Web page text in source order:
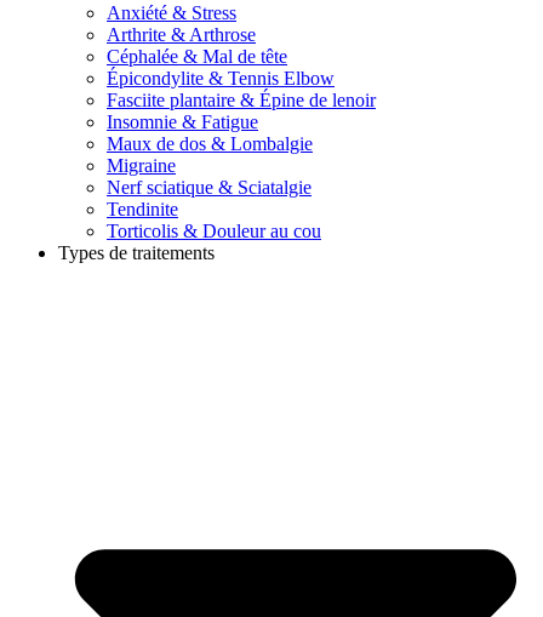
Anxiété & Stress
Arthrite & Arthrose
Céphalée & Mal de tête
Épicondylite & Tennis Elbow
Fasciite plantaire & Épine de lenoir
Insomnie & Fatigue
Maux de dos & Lombalgie
Migraine
Nerf sciatique & Sciatalgie
Tendinite
Torticolis & Douleur au cou
Types de traitements